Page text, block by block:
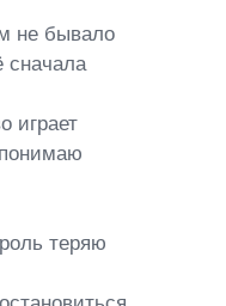
не бывало
сначала
играет
теряю